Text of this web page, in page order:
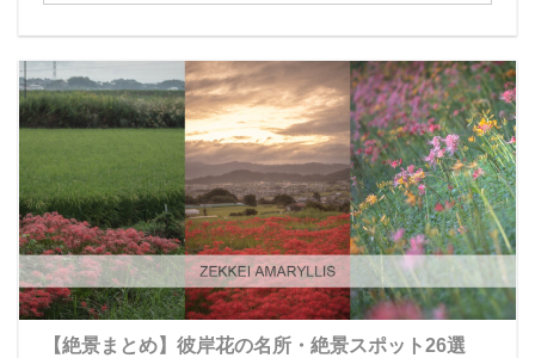
【絶景まとめ】彼岸花の名所・絶景スポット26選